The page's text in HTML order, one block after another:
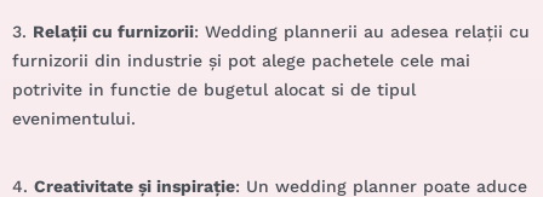
3. Relații cu furnizorii: Wedding plannerii au adesea relații cu
furnizorii din industrie și pot alege pachetele cele mai
potrivite in functie de bugetul alocat si de tipul
evenimentului.
4. Creativitate și inspirație: Un wedding planner poate aduce